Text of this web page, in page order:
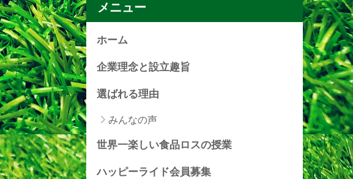
メニュー
ホーム
企業理念と設立趣旨
選ばれる理由
みんなの声
世界一楽しい食品ロスの授業
ハッピーライド会員募集